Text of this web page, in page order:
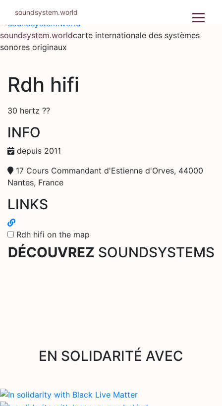
contenu
soundsystem.worldcarte internationale des systèmes
sonores originaux
Rdh hifi
30 hertz ??
INFO
depuis 2011
17 Cours Commandant d'Estienne d'Orves, 44000
Nantes, France
LINKS
Rdh hifi on the map
DÉCOUVREZ SOUNDSYSTEMS
EN SOLIDARITÉ AVEC
soundsystem.world